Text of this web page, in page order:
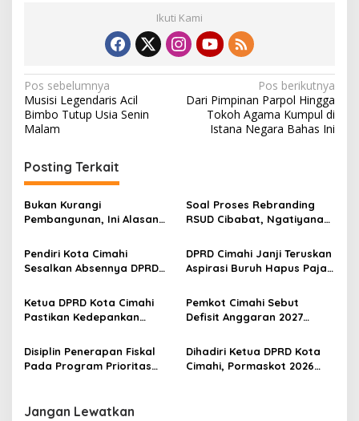
Ikuti Kami
N
a
v
i
g
a
s
i
p
s
Pos sebelumnya
Musisi Legendaris Acil
Bimbo Tutup Usia Senin
Malam
Pos berikutnya
Dari Pimpinan Parpol Hingga
Tokoh Agama Kumpul di
Istana Negara Bahas Ini
Posting Terkait
Bukan Kurangi
Pembangunan, Ini Alasan
Pengurangan Belanja
Daerah
Soal Proses Rebranding
RSUD Cibabat, Ngatiyana
Perlu Persetujuan DPRD
Pendiri Kota Cimahi
Sesalkan Absennya DPRD
Rebranding RSUD Cibabat
DPRD Cimahi Janji Teruskan
Aspirasi Buruh Hapus Pajak
dan DPR
Ketua DPRD Kota Cimahi
Pastikan Kedepankan
Pembahasan LPJ APBD 2025
Pemkot Cimahi Sebut
Defisit Anggaran 2027
Pembangunan
Disiplin Penerapan Fiskal
Pada Program Prioritas
Cimahi
Dihadiri Ketua DPRD Kota
Cimahi, Pormaskot 2026
Jangan Lewatkan